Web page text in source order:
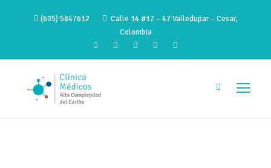
(605) 5847612
Calle 14 #17 – 47 Valledupar – Cesar,
Colombia